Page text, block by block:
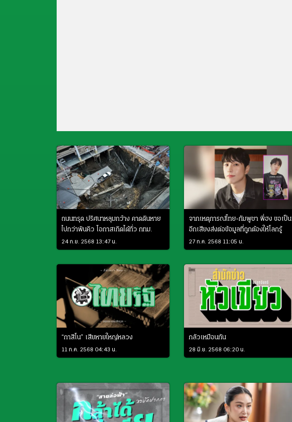
ถนนทรุด ปริศนาหลุมกว้าง คาดดินหาย
ไปกว่าพันคิว โอกาสเกิดได้ทั่ว กทม.
24 ก.ย. 2568 13:47 น.
จากเหตุการณ์ไทย-กัมพูชา พี่ฮง ขอเป็น
อีกเสียงส่งต่อข้อมูลที่ถูกต้องให้โลกรู้
27 ก.ค. 2568 11:05 น.
“กาสิโน” เสียหายใหญ่หลวง
11 ก.ค. 2568 04:43 น.
กลัวเหมือนกัน
28 มิ.ย. 2568 06:20 น.